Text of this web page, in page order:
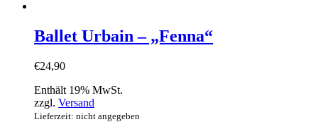
Ballet Urbain – „Fenna“
€24,90
Enthält 19% MwSt.
zzgl. Versand
Lieferzeit: nicht angegeben